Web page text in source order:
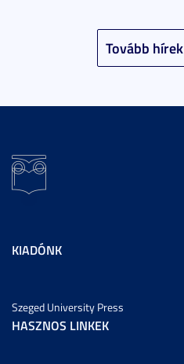
Tovább hírek
KIADÓNK
Szeged University Press
HASZNOS LINKEK